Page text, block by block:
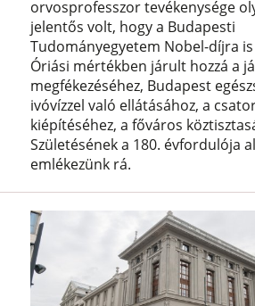
orvosprofesszor tevékenysége
jelentős volt, hogy a Budapesti
Tudományegyetem Nobel-díjra
Óriási mértékben járult hozzá a
megfékezéséhez, Budapest
ivóvízzel való ellátásához, a
kiépítéséhez, a főváros
Születésének a 180. évfordulója
emlékezünk rá.